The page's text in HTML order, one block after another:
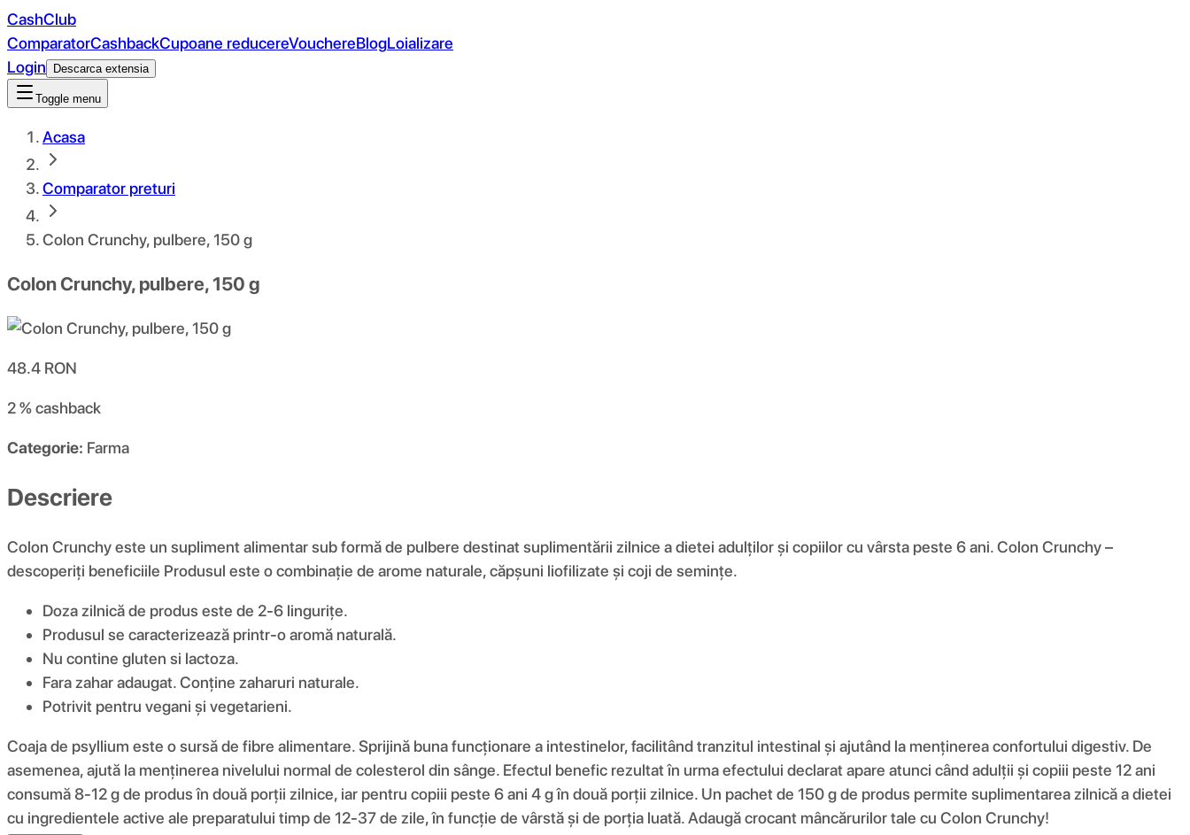
CashClub
ComparatorCashbackCupoane reducereVouchereBlogLoializare
Login
Descarca extensia
Toggle menu
Acasa
Comparator preturi
Colon Crunchy, pulbere, 150 g
Colon Crunchy, pulbere, 150 g
48.4 RON
2 %cashback
Categorie: Farma
Descriere
Colon Crunchy este un supliment alimentar sub formă de pulbere destinat suplimentării zilnice a dietei adulților și copiilor cu vârsta peste 6 ani. Colon Crunchy –
descoperiți beneficiile Produsul este o combinație de arome naturale, căpșuni liofilizate și coji de semințe.
Doza zilnică de produs este de 2-6 lingurițe.
Produsul se caracterizează printr-o aromă naturală.
Nu contine gluten si lactoza.
Fara zahar adaugat. Conține zaharuri naturale.
Potrivit pentru vegani și vegetarieni.
Coaja de psyllium este o sursă de fibre alimentare. Sprijină buna funcționare a intestinelor, facilitând tranzitul intestinal și ajutând la menținerea confortului digestiv. De
asemenea, ajută la menținerea nivelului normal de colesterol din sânge. Efectul benefic rezultat în urma efectului declarat apare atunci când adulții și copiii peste 12 ani
consumă 8-12 g de produs în două porții zilnice, iar pentru copiii peste 6 ani 4 g în două porții zilnice. Un pachet de 150 g de produs permite suplimentarea zilnică a dietei
cu ingredientele active ale preparatului timp de 12-37 de zile, în funcție de vârstă și de porția luată. Adaugă crocant mâncărurilor tale cu Colon Crunchy!